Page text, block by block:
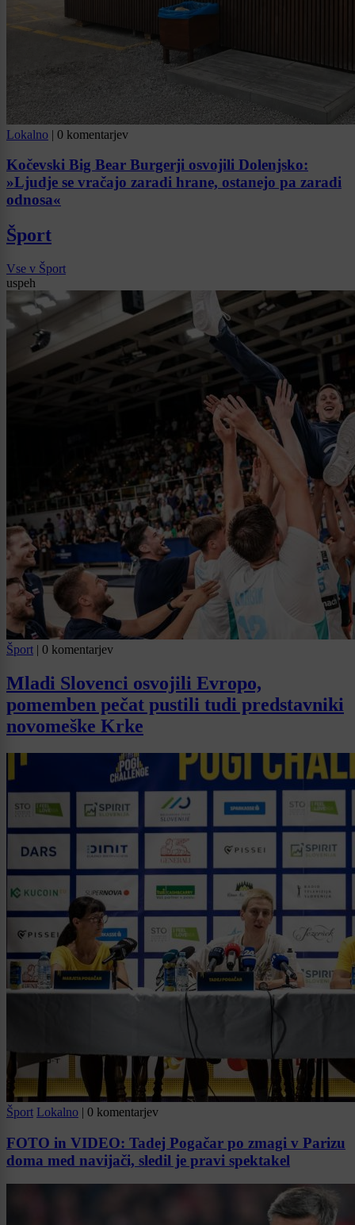
Lokalno | 0 komentarjev
Kočevski Big Bear Burgerji osvojili Dolenjsko:
»Ljudje se vračajo zaradi hrane, ostanejo pa zaradi
odnosa«
Šport
Vse v Šport
uspeh
Šport | 0 komentarjev
Mladi Slovenci osvojili Evropo,
pomemben pečat pustili tudi predstavniki
novomeške Krke
Šport Lokalno | 0 komentarjev
FOTO in VIDEO: Tadej Pogačar po zmagi v Parizu
doma med navijači, sledil je pravi spektakel